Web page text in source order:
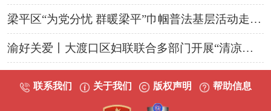
梁平区“为党分忧 群暖梁平”巾帼普法基层活动走进街道
渝好关爱丨大渡口区妇联联合多部门开展“清凉关怀·沉浸帮教”公益实践活动
联系我们 关于我们 版权声明 帮助信息